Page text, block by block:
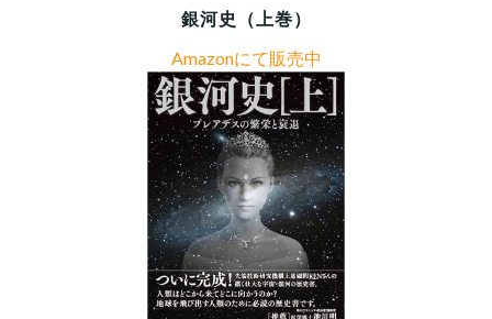
銀河史（上巻）
Amazonにて販売中